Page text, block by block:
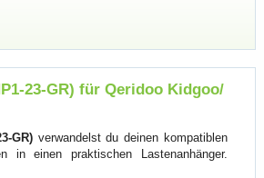
23-GR) für Qeridoo Kidgoo/
GR)verwandelst du deinen kompatiblen
in einen praktischen Lastenanhänger.